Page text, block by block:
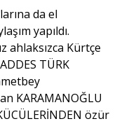
da el
yapıldı.
ahlaksızca Kürtçe
TÜRK
KARAMANOĞLU
özür